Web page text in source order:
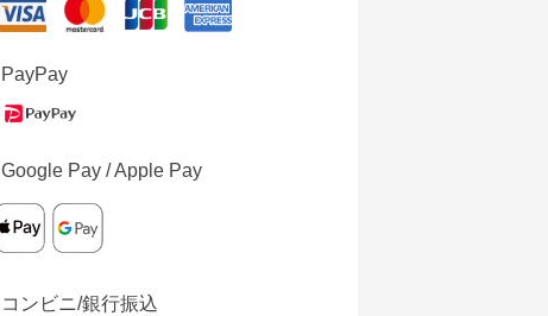
PayPay
Google Pay / Apple Pay
コンビニ/銀行振込